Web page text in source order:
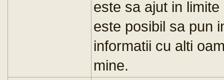
este sa ajut in
este posibil sa pun
informatii cu alti
mine.